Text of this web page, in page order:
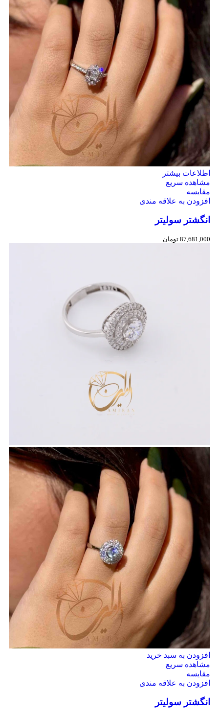
اطلاعات بیشتر
مشاهده سریع
مقایسه
افزودن به علاقه مندی
انگشتر سولیتر
87,681,000 تومان
افزودن به سبد خرید
مشاهده سریع
مقایسه
افزودن به علاقه مندی
انگشتر سولیتر